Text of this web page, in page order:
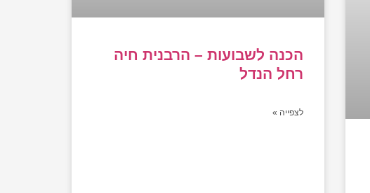
הכנה לשבועות – הרבנית חיה
רחל הנדל
לצפייה »